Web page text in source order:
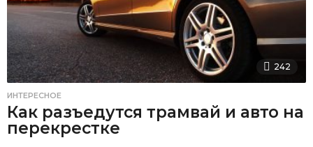
242
ИНТЕРЕСНОЕ
Как разъедутся трамвай и авто на
перекрестке